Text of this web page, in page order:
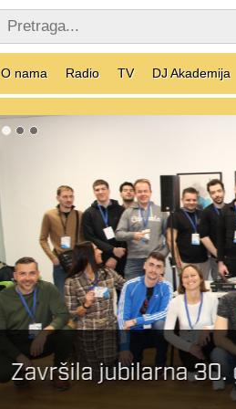
O nama Radio TV DJ Akademija
Završila jubilarna 30.